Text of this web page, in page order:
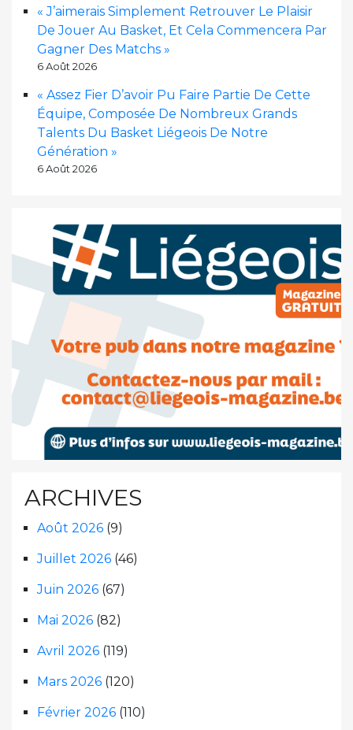
« J’aimerais Simplement Retrouver Le Plaisir
De Jouer Au Basket, Et Cela Commencera Par
Gagner Des Matchs »
6 Août 2026
« Assez Fier D’avoir Pu Faire Partie De Cette
Équipe, Composée De Nombreux Grands
Talents Du Basket Liégeois De Notre
Génération »
6 Août 2026
ARCHIVES
Août 2026 (9)
Juillet 2026 (46)
Juin 2026 (67)
Mai 2026 (82)
Avril 2026 (119)
Mars 2026 (120)
Février 2026 (110)